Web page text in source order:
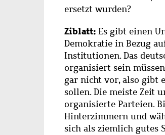
ersetzt wurden?
Ziblatt: Es gibt einen
Demokratie in Bezug
Institutionen. Das
organisiert sein
gar nicht vor, also gibt
sollen. Die meiste Zeit
organisierte Parteien.
Hinterzimmern und
sich als ziemlich gutes